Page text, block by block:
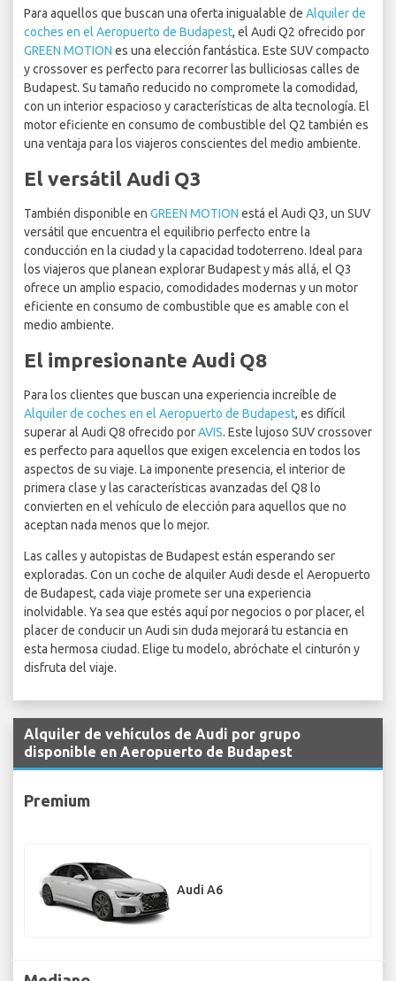
Para aquellos que buscan una oferta inigualable de Alquiler de
coches en el Aeropuerto de Budapest, el Audi Q2 ofrecido por
GREEN MOTION es una elección fantástica. Este SUV compacto
y crossover es perfecto para recorrer las bulliciosas calles de
Budapest. Su tamaño reducido no compromete la comodidad,
con un interior espacioso y características de alta tecnología. El
motor eficiente en consumo de combustible del Q2 también es
una ventaja para los viajeros conscientes del medio ambiente.
El versátil Audi Q3
También disponible en GREEN MOTION está el Audi Q3, un SUV
versátil que encuentra el equilibrio perfecto entre la
conducción en la ciudad y la capacidad todoterreno. Ideal para
los viajeros que planean explorar Budapest y más allá, el Q3
ofrece un amplio espacio, comodidades modernas y un motor
eficiente en consumo de combustible que es amable con el
medio ambiente.
El impresionante Audi Q8
Para los clientes que buscan una experiencia increíble de
Alquiler de coches en el Aeropuerto de Budapest, es difícil
superar al Audi Q8 ofrecido porAVIS. Este lujoso SUV crossover
es perfecto para aquellos que exigen excelencia en todos los
aspectos de su viaje. La imponente presencia, el interior de
primera clase y las características avanzadas del Q8 lo
convierten en el vehículo de elección para aquellos que no
aceptan nada menos que lo mejor.
Las calles y autopistas de Budapest están esperando ser
exploradas. Con un coche de alquiler Audi desde el Aeropuerto
de Budapest, cada viaje promete ser una experiencia
inolvidable. Ya sea que estés aquí por negocios o por placer, el
placer de conducir un Audi sin duda mejorará tu estancia en
esta hermosa ciudad. Elige tu modelo, abróchate el cinturón y
disfruta del viaje.
Alquiler de vehículos de Audi por grupo
disponible en Aeropuerto de Budapest
Premium
Audi A6